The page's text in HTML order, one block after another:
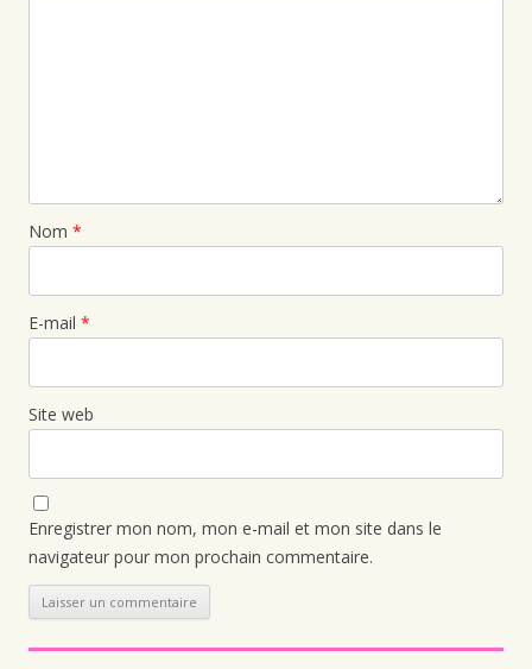
Nom *
E-mail *
Site web
Enregistrer mon nom, mon e-mail et mon site dans le
navigateur pour mon prochain commentaire.